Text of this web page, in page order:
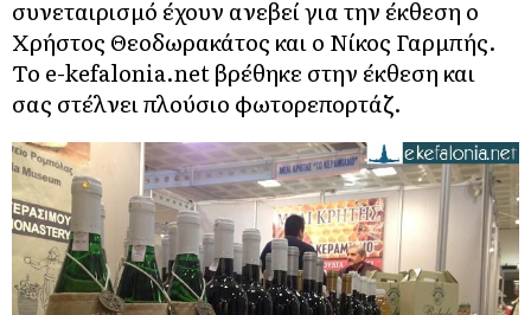
συνεταιρισμό έχουν ανεβεί για την έκθεση ο
Χρήστος Θεοδωρακάτος και ο Νίκος Γαρμπής.
Το e-kefalonia.net βρέθηκε στην έκθεση και
σας στέλνει πλούσιο φωτορεπορτάζ.